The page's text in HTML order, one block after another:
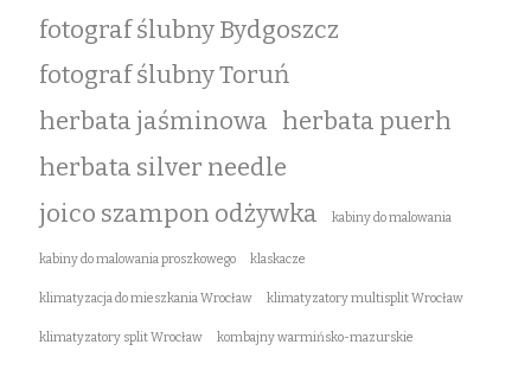
fotograf ślubny Bydgoszcz
fotograf ślubny Toruń
herbata jaśminowa herbata puerh
herbata silver needle
joico szampon odżywka
kabiny do malowania
kabiny do malowania proszkowego klaskacze
klimatyzacja do mieszkania Wrocław klimatyzatory multisplit Wrocław
klimatyzatory split Wrocław kombajny warmińsko-mazurskie